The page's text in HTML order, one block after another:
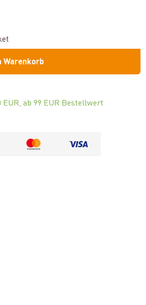
Warenkorb
ab 99 EUR Bestellwert